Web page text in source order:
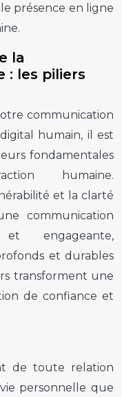
présence en ligne
la
: les piliers
communication
humain, il est
fondamentales
humaine.
et la clarté
communication
engageante,
et durables
transforment une
de confiance et
de toute relation
personnelle que